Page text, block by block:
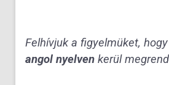
Felhívjuk a figyelmüket,
angol nyelven kerül